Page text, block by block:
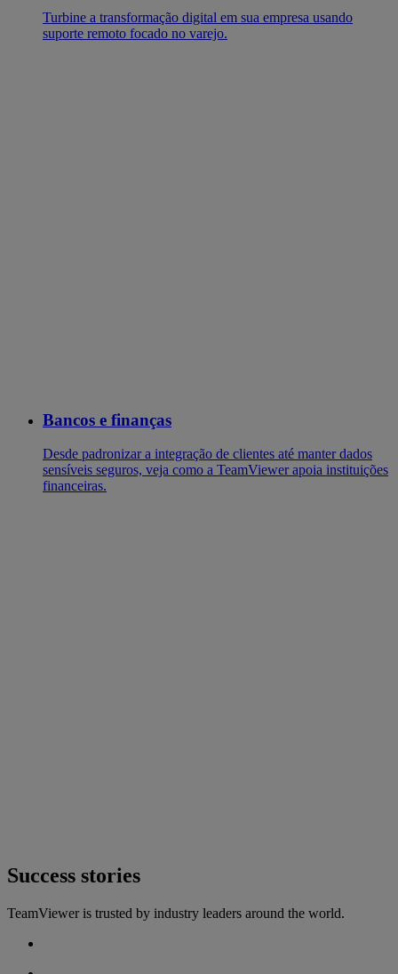
Turbine a transformação digital em sua empresa usando
suporte remoto focado no varejo.
Bancos e finanças
Desde padronizar a integração de clientes até manter dados
sensíveis seguros, veja como a TeamViewer apoia instituições
financeiras.
Success stories
TeamViewer is trusted by industry leaders around the world.